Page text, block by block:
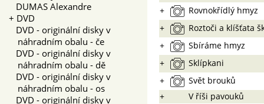
DUMAS Alexandre
+ DVD
DVD - originální disky v
náhradním obalu - če
DVD - originální disky v
náhradním obalu - dě
DVD - originální disky v
náhradním obalu - os
DVD - originální disky v
+
Rovnokřídlý hmyz
+
Roztoči a klíšťata
+
Sbíráme hmyz
+
Sklípkani
+
Svět brouků
+
V říši pavouků